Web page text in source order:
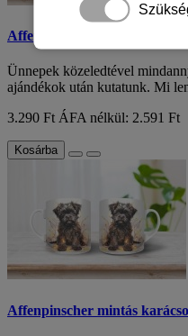
Affenpinscher mintás
Ünnepek közeledtével
ajándékok után kutatunk. Mi
3.290 Ft ÁFA nélkül: 2.591 Ft
Kosárba
Affenpinscher mintás